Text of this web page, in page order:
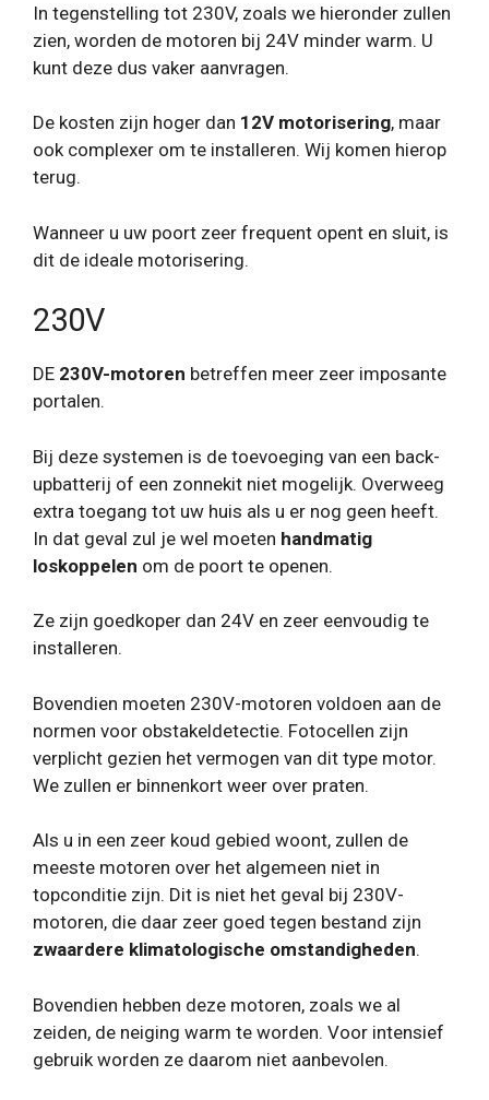
In tegenstelling tot 230V, zoals we hieronder zullen
zien, worden de motoren bij 24V minder warm. U
kunt deze dus vaker aanvragen.
De kosten zijn hoger dan 12V motorisering, maar
ook complexer om te installeren. Wij komen hierop
terug.
Wanneer u uw poort zeer frequent opent en sluit, is
dit de ideale motorisering.
230V
DE 230V-motoren betreffen meer zeer imposante
portalen.
Bij deze systemen is de toevoeging van een back-
upbatterij of een zonnekit niet mogelijk. Overweeg
extra toegang tot uw huis als u er nog geen heeft.
In dat geval zul je wel moeten handmatig
loskoppelen om de poort te openen.
Ze zijn goedkoper dan 24V en zeer eenvoudig te
installeren.
Bovendien moeten 230V-motoren voldoen aan de
normen voor obstakeldetectie. Fotocellen zijn
verplicht gezien het vermogen van dit type motor.
We zullen er binnenkort weer over praten.
Als u in een zeer koud gebied woont, zullen de
meeste motoren over het algemeen niet in
topconditie zijn. Dit is niet het geval bij 230V-
motoren, die daar zeer goed tegen bestand zijn
zwaardere klimatologische omstandigheden.
Bovendien hebben deze motoren, zoals we al
zeiden, de neiging warm te worden. Voor intensief
gebruik worden ze daarom niet aanbevolen.